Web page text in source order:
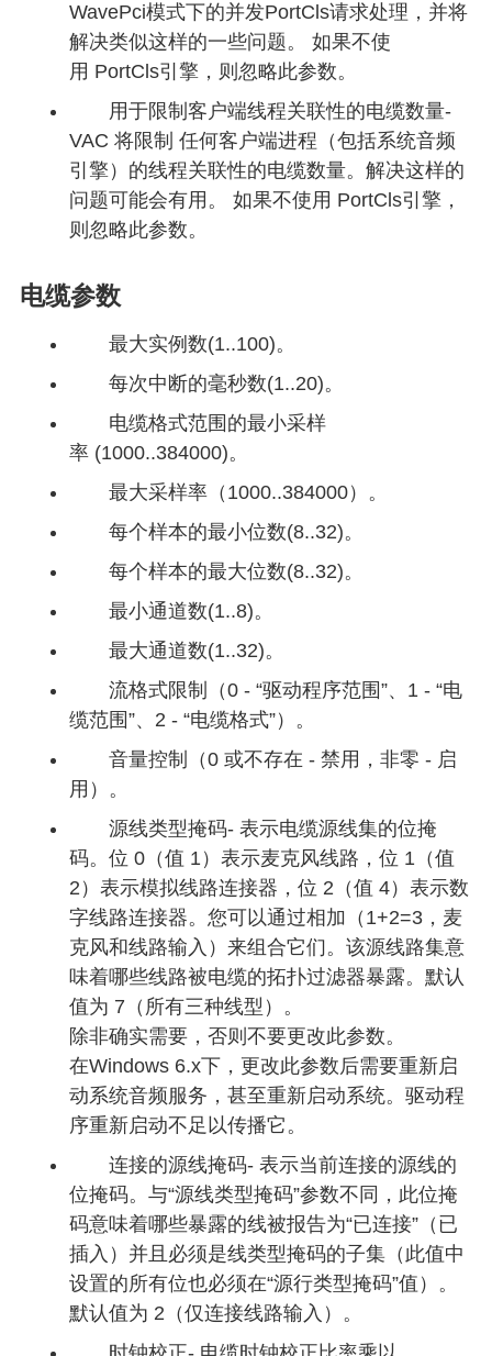
WavePci模式下的并发PortCls请求处理，并将
解决类似这样的一些问题。 如果不使
用 PortCls引擎，则忽略此参数。
用于限制客户端线程关联性的电缆数量-
VAC 将限制 任何客户端进程（包括系统音频
引擎）的线程关联性的电缆数量。解决这样的
问题可能会有用。 如果不使用 PortCls引擎，
则忽略此参数。
电缆参数
最大实例数(1..100)。
每次中断的毫秒数(1..20)。
电缆格式范围的最小采样
率 (1000..384000)。
最大采样率（1000..384000）。
每个样本的最小位数(8..32)。
每个样本的最大位数(8..32)。
最小通道数(1..8)。
最大通道数(1..32)。
流格式限制（0 - “驱动程序范围”、1 - “电
缆范围”、2 - “电缆格式”）。
音量控制（0 或不存在 - 禁用，非零 - 启
用）。
源线类型掩码- 表示电缆源线集的位掩
码。位 0（值 1）表示麦克风线路，位 1（值
2）表示模拟线路连接器，位 2（值 4）表示数
字线路连接器。您可以通过相加（1+2=3，麦
克风和线路输入）来组合它们。该源线路集意
味着哪些线路被电缆的拓扑过滤器暴露。默认
值为 7（所有三种线型）。
除非确实需要，否则不要更改此参数。
在Windows 6.x下，更改此参数后需要重新启
动系统音频服务，甚至重新启动系统。驱动程
序重新启动不足以传播它。
连接的源线掩码- 表示当前连接的源线的
位掩码。与“源线类型掩码”参数不同，此位掩
码意味着哪些暴露的线被报告为“已连接”（已
插入）并且必须是线类型掩码的子集（此值中
设置的所有位也必须在“源行类型掩码”值）。
默认值为 2（仅连接线路输入）。